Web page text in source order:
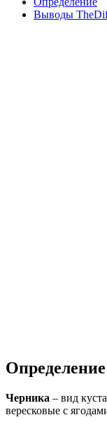
Выводы
Определение
Черника – вид
вересковые с